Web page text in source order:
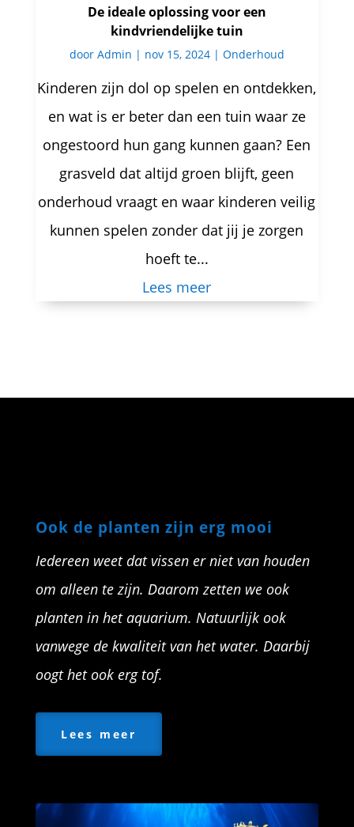
De ideale oplossing voor een
kindvriendelijke tuin
door Admin | nov 15, 2024| Onderhoud
Kinderen zijn dol op spelen en ontdekken,
en wat is er beter dan een tuin waar ze
ongestoord hun gang kunnen gaan? Een
grasveld dat altijd groen blijft, geen
onderhoud vraagt en waar kinderen veilig
kunnen spelen zonder dat jij je zorgen
hoeft te...
Lees meer
Ook de planten zijn erg mooi
Iedereen weet dat vissen er niet van houden
om alleen te zijn. Daarom zetten we ook
planten in het aquarium. Natuurlijk ook
vanwege de kwaliteit van het water. Daarbij
oogt het ook erg tof.
Lees meer